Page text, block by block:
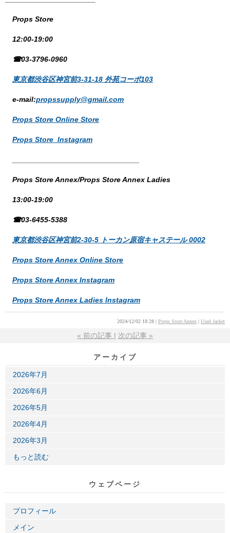
Props Store
12:00-19:00
☎03-3796-0960
東京都渋谷区神宮前3-31-18 外苑コーポ103
e-mail:propssupply@gmail.com
Props Store Online Store
Props Store Instagram
Props Store Annex/Props Store Annex Ladies
13:00-19:00
☎03-6455-5388
東京都渋谷区神宮前2-30-5 トーカン原宿キャステール 0002
Props Store Annex Online Store
Props Store Annex Instagram
Props Store Annex Ladies Instagram
2024/12/02 18:28 Props Store Annex Used Jacket
« 前の記事 次の記事 »
アーカイブ
2026年7月
2026年6月
2026年5月
2026年4月
2026年3月
もっと読む
ウェブページ
プロフィール
メイン